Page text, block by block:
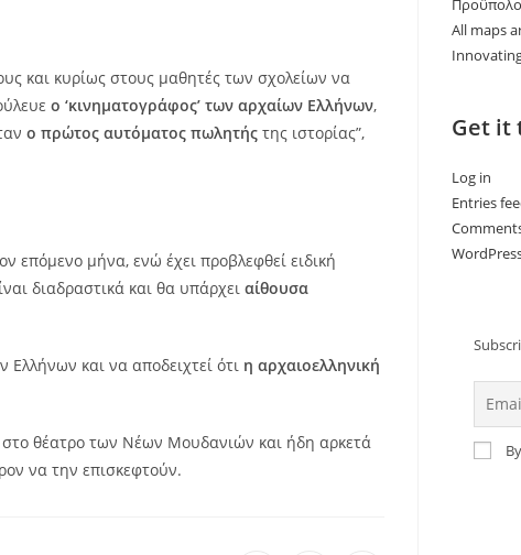
και κυρίως στους μαθητές των σχολείων να
ο ‘κινηματογράφος’ των αρχαίων Ελλήνων,
ο πρώτος αυτόματος πωλητής της ιστορίας”,
επόμενο μήνα, ενώ έχει προβλεφθεί ειδική
διαδραστικά και θα υπάρχει αίθουσα
και να αποδειχτεί ότι η αρχαιοελληνική
στο θέατρο των Νέων Μουδανιών και ήδη αρκετά
να την επισκεφτούν.
All maps
Get it
Log in
Entries